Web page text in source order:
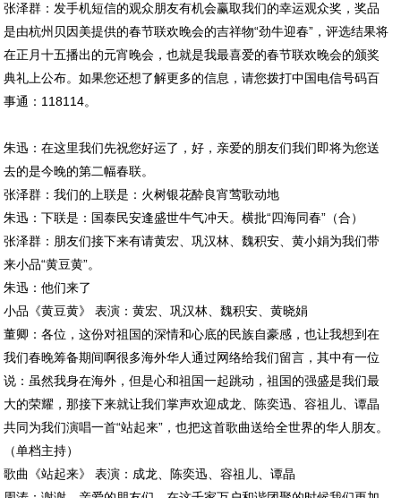
张泽群：发手机短信的观众朋友有机会赢取我们的幸运观众奖，奖品
是由杭州贝因美提供的春节联欢晚会的吉祥物“劲牛迎春”，评选结果将
在正月十五播出的元宵晚会，也就是我最喜爱的春节联欢晚会的颁奖
典礼上公布。如果您还想了解更多的信息，请您拨打中国电信号码百
事通：118114。
朱迅：在这里我们先祝您好运了，好，亲爱的朋友们我们即将为您送
去的是今晚的第二幅春联。
张泽群：我们的上联是：火树银花酔良宵莺歌动地
朱迅：下联是：国泰民安逢盛世牛气冲天。横批“四海同春”（合）
张泽群：朋友们接下来有请黄宏、巩汉林、魏积安、黄小娟为我们带
来小品“黄豆黄”。
朱迅：他们来了
小品《黄豆黄》 表演：黄宏、巩汉林、魏积安、黄晓娟
董卿：各位，这份对祖国的深情和心底的民族自豪感，也让我想到在
我们春晚筹备期间啊很多海外华人通过网络给我们留言，其中有一位
说：虽然我身在海外，但是心和祖国一起跳动，祖国的强盛是我们最
大的荣耀，那接下来就让我们掌声欢迎成龙、陈奕迅、容祖儿、谭晶
共同为我们演唱一首“站起来”，也把这首歌曲送给全世界的华人朋友。
（单档主持）
歌曲《站起来》 表演：成龙、陈奕迅、容祖儿、谭晶